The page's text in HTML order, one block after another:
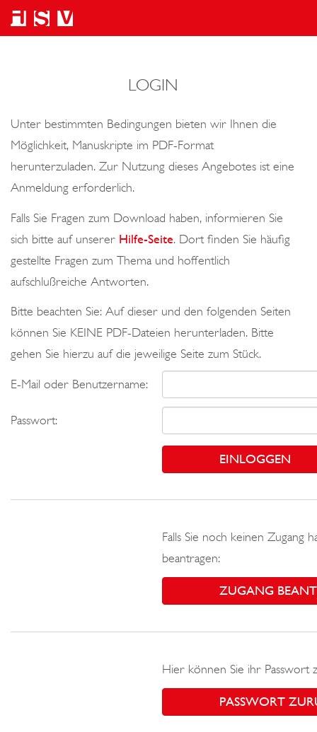
LOGIN
Unter bestimmten Bedingungen bieten wir Ihnen die
Möglichkeit, Manuskripte im PDF-Format
herunterzuladen. Zur Nutzung dieses Angebotes ist eine
Anmeldung erforderlich.
Falls Sie Fragen zum Download haben, informieren Sie
sich bitte auf unserer Hilfe-Seite. Dort finden Sie häufig
gestellte Fragen zum Thema und hoffentlich
aufschlußreiche Antworten.
Bitte beachten Sie: Auf dieser und den folgenden Seiten
können Sie KEINE PDF-Dateien herunterladen. Bitte
gehen Sie hierzu auf die jeweilige Seite zum Stück.
E-Mail oder Benutzername:
Passwort:
Falls Sie noch keinen Zugang
beantragen:
ZUGANG
Hier können Sie ihr Passwort
PASSWORT